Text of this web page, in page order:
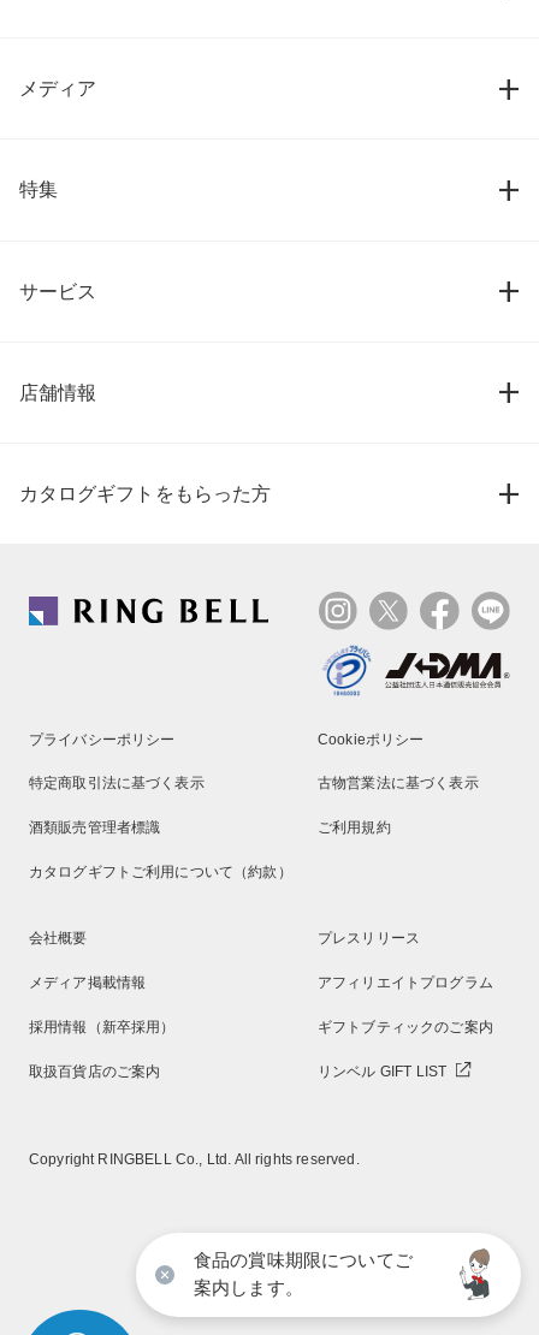
メディア
特集
サービス
店舗情報
カタログギフトをもらった方
プライバシーポリシー Cookieポリシー
特定商取引法に基づく表示 古物営業法に基づく表示
酒類販売管理者標識 ご利用規約
カタログギフトご利用について（約款）
会社概要 プレスリリース
メディア掲載情報 アフィリエイトプログラム
採用情報（新卒採用） ギフトブティックのご案内
取扱百貨店のご案内 リンベル GIFT LIST
Copyright RINGBELL Co., Ltd. All rights reserved.
食品の賞味期限についてご
案内します。